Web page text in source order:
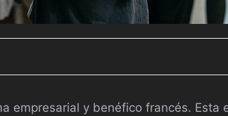
empresarial y benéfico francés. Esta